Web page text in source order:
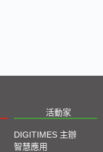
活動家
DIGITIMES 主辦
智慧應用